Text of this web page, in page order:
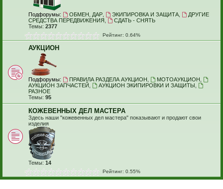
Подфорумы: ОБМЕН, ДАР, ЭКИПИРОВКА И ЗАЩИТА,
ДРУГИЕ
СРЕДСТВА ПЕРЕДВИЖЕНИЯ
СДАТЬ - СНЯТЬ
Темы: 2377
Рейтинг: 0.64%
АУКЦИОН
Подфорумы: ПРАВИЛА РАЗДЕЛА АУКЦИОН МОТОАУКЦИОН
АУКЦИОН ЗАПЧАСТЕЙ
АУКЦИОН ЭКИПИРОВКИ И ЗАЩИТЫ
РАЗНОЕ
Темы: 95
КОЖЕВЕННЫХ ДЕЛ МАСТЕРА
Здесь наши "кожевенных дел мастера" показывают и продают свои
изделия
Темы: 14
Рейтинг: 0.55%